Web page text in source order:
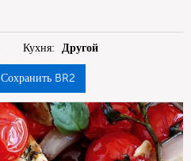
Кухня: Другой
Сохранить BR2